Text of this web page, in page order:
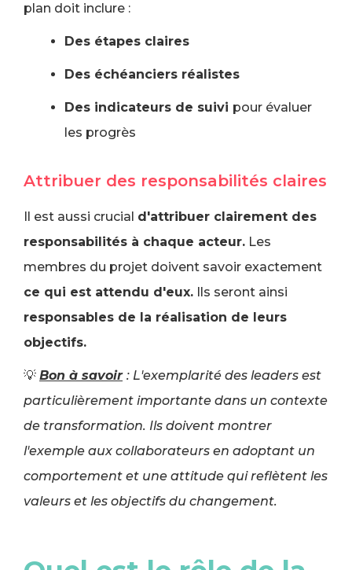
plan doit inclure :
Des étapes claires
Des échéanciers réalistes
Des indicateurs de suivi pour évaluer
les progrès
Attribuer des responsabilités claires
Il est aussi crucial d'attribuer clairement des
responsabilités à chaque acteur. Les
membres du projet doivent savoir exactement
ce qui est attendu d'eux. Ils seront ainsi
responsables de la réalisation de leurs
objectifs.
💡 Bon à savoir : L'exemplarité des leaders est
particulièrement importante dans un contexte
de transformation. Ils doivent montrer
l'exemple aux collaborateurs en adoptant un
comportement et une attitude qui reflètent les
valeurs et les objectifs du changement.